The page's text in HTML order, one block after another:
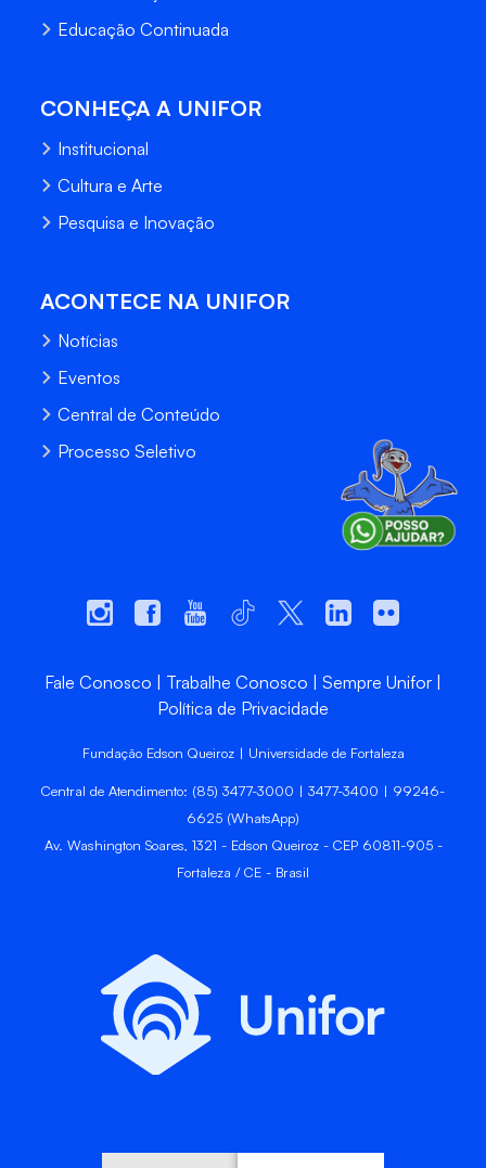
Educação Continuada
CONHEÇA A UNIFOR
Institucional
Cultura e Arte
Pesquisa e Inovação
ACONTECE NA UNIFOR
Notícias
Eventos
Central de Conteúdo
Processo Seletivo
Fale Conosco Trabalhe Conosco
Sempre Unifor
Política de Privacidade
Fundação Edson Queiroz | Universidade de Fortaleza
Central de Atendimento: (85) 3477-3000 | 3477-3400 | 99246-
6625 (WhatsApp)
Av. Washington Soares, 1321 - Edson Queiroz - CEP 60811-905 -
Fortaleza / CE - Brasil